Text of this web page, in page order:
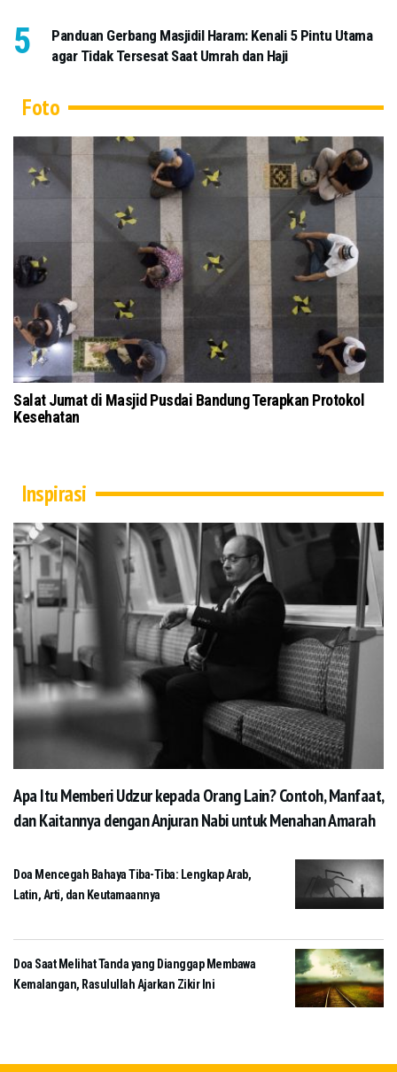
Panduan Gerbang Masjidil Haram: Kenali 5 Pintu Utama
agar Tidak Tersesat Saat Umrah dan Haji
Foto
Salat Jumat di Masjid Pusdai Bandung Terapkan Protokol
Kesehatan
Inspirasi
Apa Itu Memberi Udzur kepada Orang Lain? Contoh, Manfaat,
dan Kaitannya dengan Anjuran Nabi untuk Menahan Amarah
Doa Mencegah Bahaya Tiba-Tiba: Lengkap Arab,
Latin, Arti, dan Keutamaannya
Doa Saat Melihat Tanda yang Dianggap Membawa
Kemalangan, Rasulullah Ajarkan Zikir Ini